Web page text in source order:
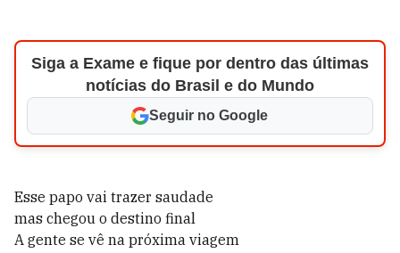
Siga a Exame e fique por dentro das últimas
notícias do Brasil e do Mundo
Seguir no Google
Esse papo vai trazer saudade
mas chegou o destino final
A gente se vê na próxima viagem